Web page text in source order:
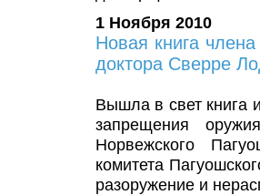
1 Ноября 2010
Новая книга
доктора Сверре
Вышла в свет книга
запрещения
Норвежского
комитета
разоружение и